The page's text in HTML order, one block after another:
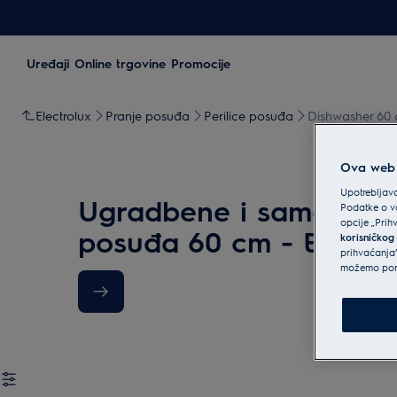
Uređaji Online trgovine Promocije
Electrolux Pranje posuđa Perilice posuđa Dishwasher 60
Ugradbene i
posuđa 60 cm -
Ova
Podatke o
opcije
korisničkog
možemo